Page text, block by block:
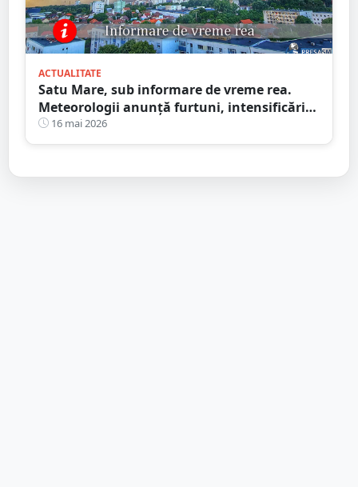
ACTUALITATE
Satu Mare, sub informare de vreme rea.
Meteorologii anunță furtuni, intensificări
de vânt și ploi în averse
16 mai 2026